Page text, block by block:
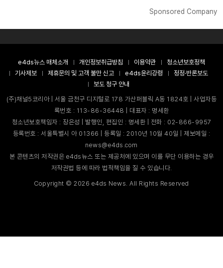
Sponsored Company
e4ds뉴스 매체소개 개인정보취급방침 이용약관
청소년보호정책
기사제보
제휴문의 및 고객 불만 신고 e4ds윤리강령
정정·반론보도
보도 청구 안내
(주)채널5코리아 | 서울 금천구 디지털로 178 가산퍼블릭 A동 1824호 | 사업자등
록번호 : 113-86-36448 | 대표자 : 명세환
청소년보호책임자 : 장은성 | 발행인, 편집인 : 명세환 | 전화 : 02-866-9957
등록번호 : 서울특별시 아 01366 | 등록일 : 2010년 10월 40일 | 제보메일 :
news@e4ds.com
본 콘텐츠의 저작권은 e4ds뉴스 또는 제공처에 있으며 이를 무단 이용하는 경우
저작권법 등에 따라 법적책임을 질 수 있습니다.
Copyright ©2026 e4ds News. All Rights Reserved